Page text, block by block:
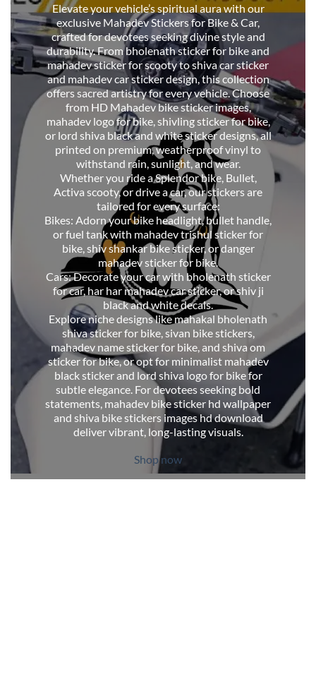
Elevate your vehicle’s spiritual aura with our
exclusive Mahadev Stickers for Bike & Car,
crafted for devotees seeking divine style and
durability. From bholenath sticker for bike and
mahadev sticker for scooty to shiva car sticker
and mahadev car sticker design, this collection
offers sacred artistry for every vehicle. Choose
from HD Mahadev bike sticker images,
mahadev logo for bike, shivling sticker for bike,
or lord shiva black and white sticker designs, all
printed on premium, weatherproof vinyl to
withstand rain, sunlight, and wear.
Whether you ride a Splendor bike, Bullet,
Activa scooty, or drive a car, our stickers are
tailored for every surface:
Bikes: Adorn your bike headlight, bullet handle,
or fuel tank with mahadev trishul sticker for
bike, shiv shankar bike sticker, or danger
mahadev sticker for bike.
Cars: Decorate your car with bholenath sticker
for car, har har mahadev car sticker, or shiv ji
black and white decals.
Explore niche designs like mahakal bholenath
shiva sticker for bike, sivan bike stickers,
mahadev name sticker for bike, and shiva om
sticker for bike, or opt for minimalist mahadev
black sticker and lord shiva logo for bike for
subtle elegance. For devotees seeking bold
statements, mahadev bike sticker hd wallpaper
and shiva bike stickers images hd download
deliver vibrant, long-lasting visuals.
Shop now